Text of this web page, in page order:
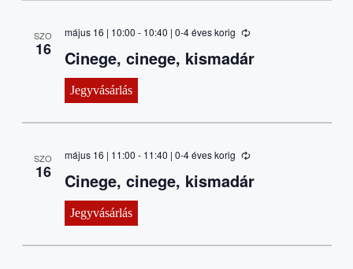
SZO
16
Jegyvásárlás
május 16 | 10:00 - 10:40 | 0-4 éves korig
Cinege, cinege, kismadár
SZO
16
Jegyvásárlás
május 16 | 11:00 - 11:40 | 0-4 éves korig
Cinege, cinege, kismadár